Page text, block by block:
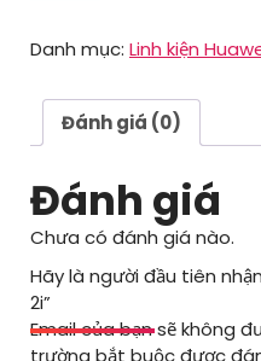
Nova
số
lượng
Danh mục: Linh kiện
Đánh giá (0)
Đánh giá
Chưa có đánh giá nào.
Hãy là người đầu tiên
2i”
Email của bạn sẽ không
trường bắt buộc được